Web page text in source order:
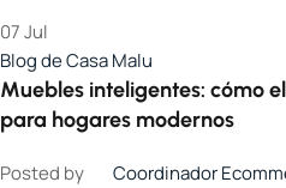
07Jul
Blog de Casa Malu
Muebles inteligentes: cómo
para hogares modernos
Posted by
Coordinador